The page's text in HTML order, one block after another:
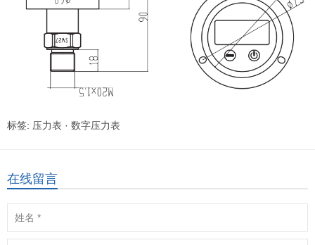
标签: 压力表 · 数字压力表
在线留言